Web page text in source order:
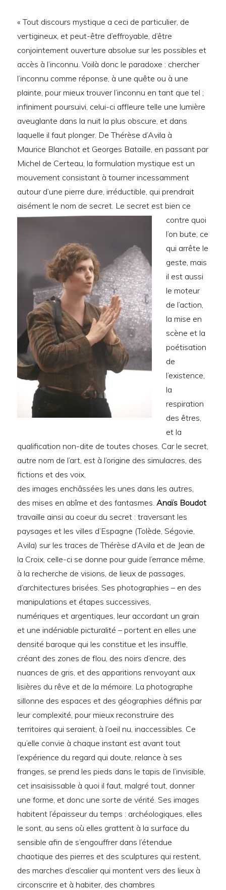
« Tout discours mystique a ceci de particulier, de
vertigineux, et peut-être d’effroyable, d’être
conjointement ouverture absolue sur les possibles et
accès à l’inconnu. Voilà donc le paradoxe : chercher
l’inconnu comme réponse, à une quête ou à une
plainte, pour mieux trouver l’inconnu en tant que tel ;
infiniment poursuivi, celui-ci affleure telle une lumière
aveuglante dans la nuit la plus obscure, et dans
laquelle il faut plonger. De Thérèse d’Avila à
Maurice Blanchot et Georges Bataille, en passant par
Michel de Certeau, la formulation mystique est un
mouvement consistant à tourner incessamment
autour d’une pierre dure, irréductible, qui prendrait
aisément le nom de secret. Le secret est bien ce
contre quoi
l’on bute, ce
qui arrête le
geste, mais
il est aussi
le moteur
de l’action,
la mise en
scène et la
poétisation
de
l’existence,
la
respiration
des êtres,
et la
qualification non-dite de toutes choses. Car le secret,
autre nom de l’art, est à l’origine des simulacres, des
fictions et des voix,
des images enchâssées les unes dans les autres,
des mises en abîme et des fantasmes.Anaïs Boudot
travaille ainsi au coeur du secret : traversant les
paysages et les villes d’Espagne (Tolède, Ségovie,
Avila) sur les traces de Thérèse d’Avila et de Jean de
la Croix, celle-ci se donne pour guide l’errance même,
à la recherche de visions, de lieux de passages,
d’architectures brisées. Ses photographies – en des
manipulations et étapes successives,
numériques et argentiques, leur accordant un grain
et une indéniable picturalité – portent en elles une
densité baroque qui les constitue et les insuffle,
créant des zones de flou, des noirs d’encre, des
nuances de gris, et des apparitions renvoyant aux
lisières du rêve et de la mémoire. La photographe
sillonne des espaces et des géographies définis par
leur complexité, pour mieux reconstruire des
territoires qui seraient, à l’oeil nu, inaccessibles. Ce
qu’elle convie à chaque instant est avant tout
l’expérience du regard qui doute, relance à ses
franges, se prend les pieds dans le tapis de l’invisible,
cet insaisissable à quoi il faut, malgré tout, donner
une forme, et donc une sorte de vérité. Ses images
habitent l’épaisseur du temps : archéologiques, elles
le sont, au sens où elles grattent à la surface du
sensible afin de s’engouffrer dans l’étendue
chaotique des pierres et des sculptures qui restent,
des marches d’escalier qui montent vers des lieux à
circonscrire et à habiter, des chambres